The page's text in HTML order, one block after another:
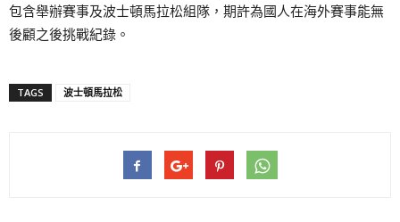
包含舉辦賽事及波士頓馬拉松組隊，期許為國人在海外賽事能無
後顧之後挑戰紀錄。
TAGS 波士頓馬拉松